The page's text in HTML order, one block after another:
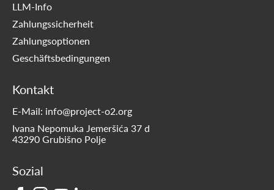
LLM-Info
Zahlungssicherheit
Zahlungsoptionen
Geschäftsbedingungen
Kontakt
E-Mail: info@project-o2.org
Ivana Nepomuka Jemeršića 37 d
43290 Grubišno Polje
Sozial